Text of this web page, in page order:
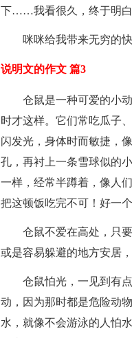
下……我看很久，终于明白
咪咪给我带来无穷的快
说明文的作文 篇3
仓鼠是一种可爱的小动
时才这样。它们常吃瓜子
闪发光，身体时而敏捷，
孔，再衬上一条雪球似的
一样，经常半蹲着，像人
把这顿饭吃完不可！好一
仓鼠不爱在高处，只要
或是容易躲避的地方安居
仓鼠怕光，一见到有点
动，因为那时都是危险动
水，就像不会游泳的人怕